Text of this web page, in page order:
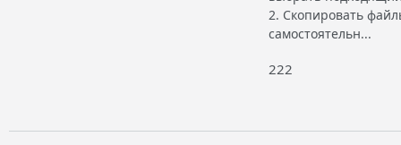
2. Скопировать
самостоятельн...
222